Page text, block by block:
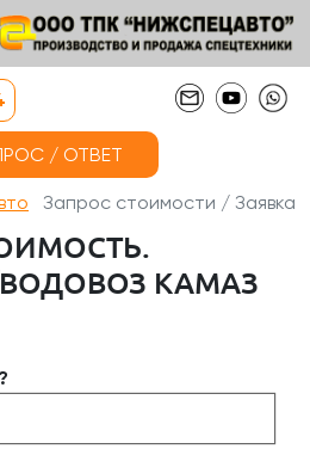
/ ОТВЕТ
Запрос стоимости / Заявка
КАМАЗ